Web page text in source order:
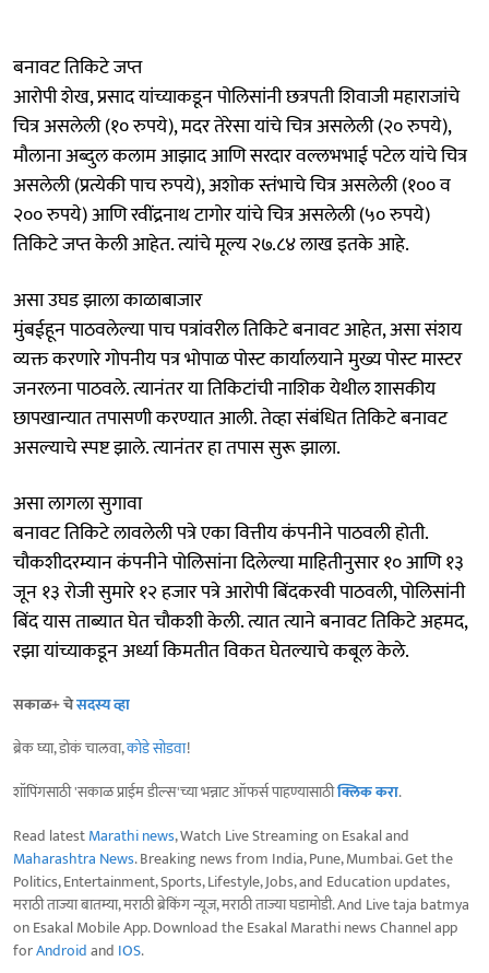
बनावट तिकिटे जप्त
आरोपी शेख, प्रसाद यांच्याकडून पोलिसांनी छत्रपती शिवाजी महाराजांचे
चित्र असलेली (१० रुपये), मदर तेरेसा यांचे चित्र असलेली (२० रुपये),
मौलाना अब्दुल कलाम आझाद आणि सरदार वल्लभभाई पटेल यांचे चित्र
असलेली (प्रत्येकी पाच रुपये), अशोक स्तंभाचे चित्र असलेली (१०० व
२०० रुपये) आणि रवींद्रनाथ टागोर यांचे चित्र असलेली (५० रुपये)
तिकिटे जप्त केली आहेत. त्यांचे मूल्य २७.८४ लाख इतके आहे.
असा उघड झाला काळाबाजार
मुंबईहून पाठवलेल्या पाच पत्रांवरील तिकिटे बनावट आहेत, असा संशय
व्यक्त करणारे गोपनीय पत्र भोपाळ पोस्ट कार्यालयाने मुख्य पोस्ट मास्टर
जनरलना पाठवले. त्यानंतर या तिकिटांची नाशिक येथील शासकीय
छापखान्यात तपासणी करण्यात आली. तेव्हा संबंधित तिकिटे बनावट
असल्याचे स्पष्ट झाले. त्यानंतर हा तपास सुरू झाला.
असा लागला सुगावा
बनावट तिकिटे लावलेली पत्रे एका वित्तीय कंपनीने पाठवली होती.
चौकशीदरम्यान कंपनीने पोलिसांना दिलेल्या माहितीनुसार १० आणि १३
जून १३ रोजी सुमारे १२ हजार पत्रे आरोपी बिंदकरवी पाठवली, पोलिसांनी
बिंद यास ताब्यात घेत चौकशी केली. त्यात त्याने बनावट तिकिटे अहमद,
रझा यांच्याकडून अर्ध्या किमतीत विकत घेतल्याचे कबूल केले.
सकाळ+ चेसदस्य व्हा
ब्रेक घ्या, डोकं चालवा,कोडे सोडवा!
शॉपिंगसाठी 'सकाळ प्राईम डील्स'च्या भन्नाट ऑफर्स पाहण्यासाठीक्लिक करा.
Read latestMarathi news, Watch Live Streaming on Esakal and
Maharashtra News. Breaking news from India, Pune, Mumbai. Get the
Politics, Entertainment, Sports, Lifestyle, Jobs, and Education updates,
मराठी ताज्या बातम्या, मराठी ब्रेकिंग न्यूज, मराठी ताज्या घडामोडी. And Live taja batmya
on Esakal Mobile App. Download the Esakal Marathi news Channel app
forAndroidand IOS.